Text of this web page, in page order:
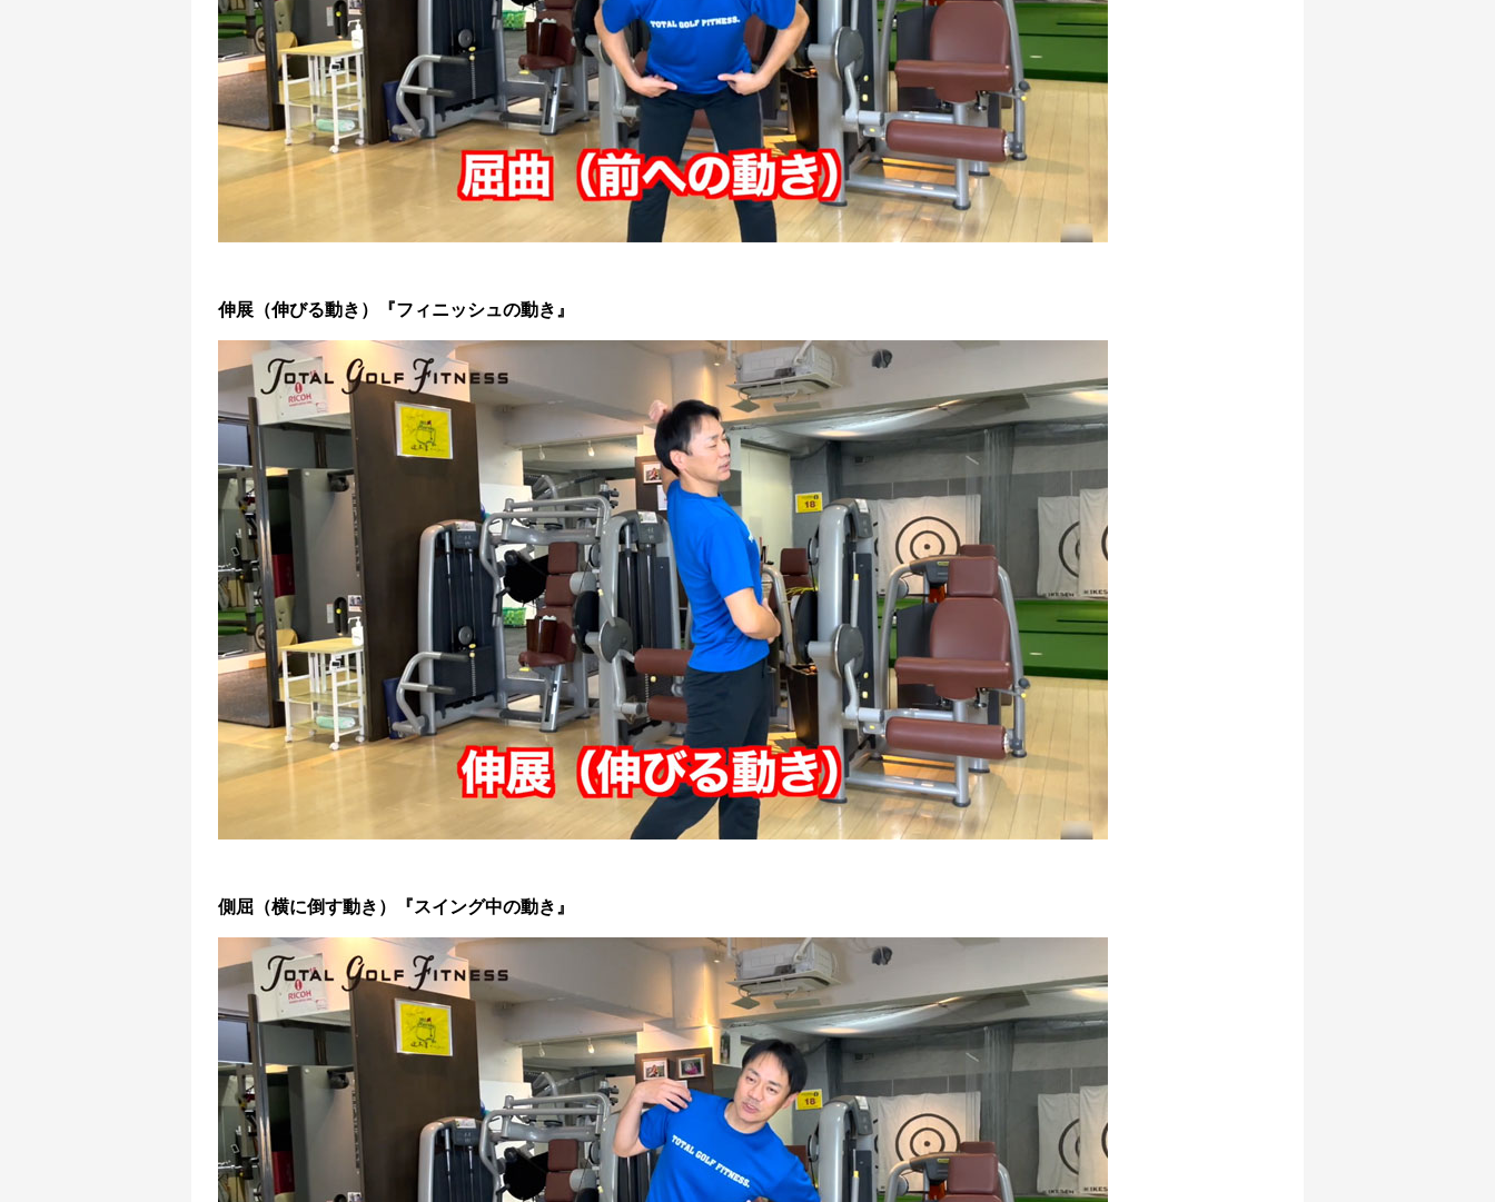
伸展（伸びる動き）『フィニッシュの動き』
側屈（横に倒す動き）『スイング中の動き』